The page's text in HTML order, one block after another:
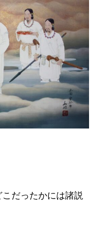
だったかには諸説